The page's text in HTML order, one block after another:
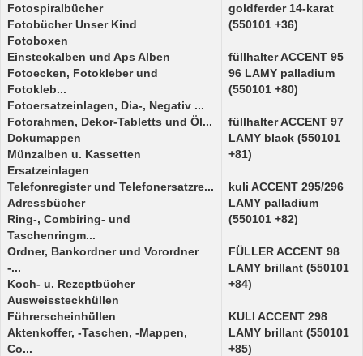
Fotospiralbücher
Fotobücher Unser Kind
Fotoboxen
Einsteckalben und Aps Alben
Fotoecken, Fotokleber und
Fotokleb...
Fotoersatzeinlagen, Dia-, Negativ ...
Fotorahmen, Dekor-Tabletts und Öl...
Dokumappen
Münzalben u. Kassetten
Ersatzeinlagen
Telefonregister und Telefonersatzre...
Adressbücher
Ring-, Combiring- und
Taschenringm...
Ordner, Bankordner und Vorordner
-...
Koch- u. Rezeptbücher
Ausweissteckhüllen
Führerscheinhüllen
Aktenkoffer, -Taschen, -Mappen,
Co...
goldferder 14-karat
(550101 +36)
füllhalter ACCENT 95
96 LAMY palladium
(550101 +80)
füllhalter ACCENT 97
LAMY black (550101
+81)
kuli ACCENT 295/296
LAMY palladium
(550101 +82)
FÜLLER ACCENT 98
LAMY brillant (550101
+84)
KULI ACCENT 298
LAMY brillant (550101
+85)